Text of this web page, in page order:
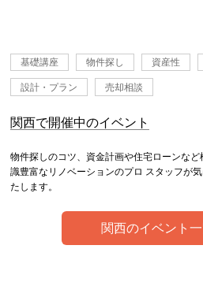
基礎講座 物件探し 資産性
設計・プラン 売却相談
関西で開催中のイベント
物件探しのコツ、資金計画や住宅ローンな
識豊富なリノベーションのプロ スタッフが
たします。
関西のイベント